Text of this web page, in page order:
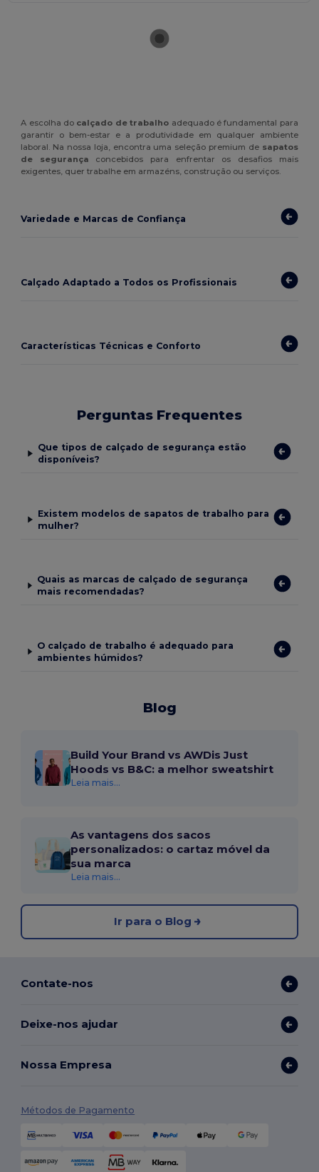
A escolha do calçado de trabalho adequado é fundamental para
garantir o bem-estar e a produtividade em qualquer ambiente
laboral. Na nossa loja, encontra uma seleção premium de sapatos
de segurança concebidos para enfrentar os desafios mais
exigentes, quer trabalhe em armazéns, construção ou serviços.
Variedade e Marcas de Confiança
Calçado Adaptado a Todos os Profissionais
Características Técnicas e Conforto
Perguntas Frequentes
Que tipos de calçado de segurança estão
disponíveis?
Existem modelos de sapatos de trabalho para
mulher?
Quais as marcas de calçado de segurança
mais recomendadas?
O calçado de trabalho é adequado para
ambientes húmidos?
Blog
Build Your Brand vs AWDis Just
Hoods vs B&C: a melhor sweatshirt
Leia mais...
As vantagens dos sacos
personalizados: o cartaz móvel da
sua marca
Leia mais...
Ir para o Blog
Contate-nos
Deixe-nos ajudar
Nossa Empresa
Métodos de Pagamento